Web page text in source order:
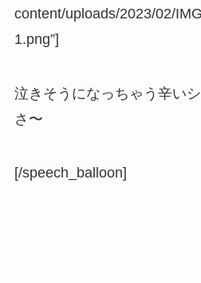
content/uploads/2023/02/
1.png”]
泣きそうになっちゃう辛い
さ〜
[/speech_balloon]